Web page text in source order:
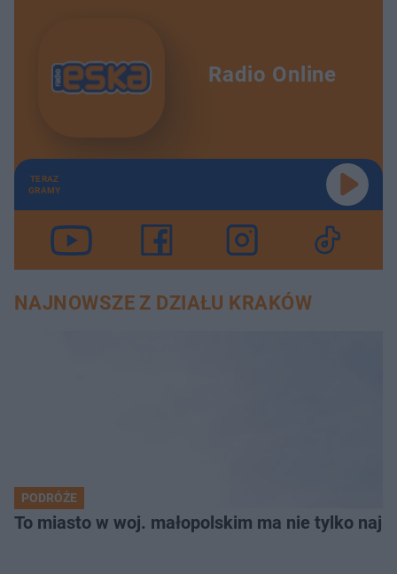
Radio Online
TERAZ
GRAMY
NAJNOWSZE Z DZIAŁU KRAKÓW
PODRÓŻE
To miasto w woj. małopolskim ma nie tylko